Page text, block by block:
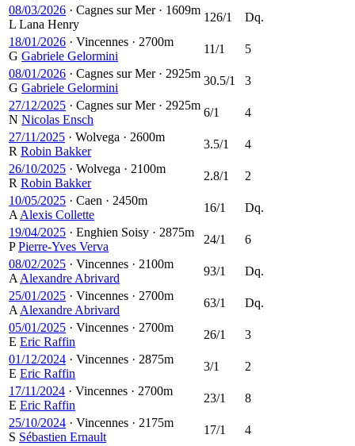
08/03/2026 · Cagnes sur Mer · 1609m
L Lana Henry
126/1
Dq.
18/01/2026 · Vincennes · 2700m
G Gabriele Gelormini
11/1
5
08/01/2026 · Cagnes sur Mer · 2925m
G Gabriele Gelormini
30.5/1
3
27/12/2025 · Cagnes sur Mer · 2925m
N Nicolas Ensch
6/1
4
27/11/2025 · Wolvega · 2600m
R Robin Bakker
3.5/1
4
26/10/2025 · Wolvega · 2100m
R Robin Bakker
2.8/1
2
10/05/2025 · Caen · 2450m
A Alexis Collette
16/1
Dq.
19/04/2025 · Enghien Soisy · 2875m
PPierre-Yves Verva
24/1
6
08/02/2025 · Vincennes · 2100m
A Alexandre Abrivard
93/1
Dq.
25/01/2025 · Vincennes · 2700m
A Alexandre Abrivard
63/1
Dq.
05/01/2025 · Vincennes · 2700m
E Eric Raffin
26/1
3
01/12/2024 · Vincennes · 2875m
E Eric Raffin
3/1
2
17/11/2024 · Vincennes · 2700m
E Eric Raffin
23/1
8
25/10/2024 · Vincennes · 2175m
S Sébastien Ernault
17/1
4